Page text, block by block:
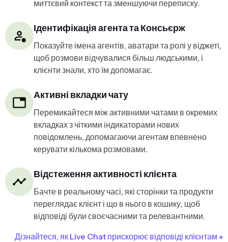
миттєвий контекст та зменшуючи переписку.
Ідентифікація агента та Консьєрж
Показуйте імена агентів, аватари та ролі у віджеті,
щоб розмови відчувалися більш людськими, і
клієнти знали, хто їм допомагає.
Активні вкладки чату
Перемикайтеся між активними чатами в окремих
вкладках з чіткими індикаторами нових
повідомлень, допомагаючи агентам впевнено
керувати кількома розмовами.
Відстеження активності клієнта
Бачте в реальному часі, які сторінки та продукти
переглядає клієнт і що в нього в кошику, щоб
відповіді були своєчасними та релевантними.
Дізнайтеся, як Live Chat прискорює відповіді клієнтам »